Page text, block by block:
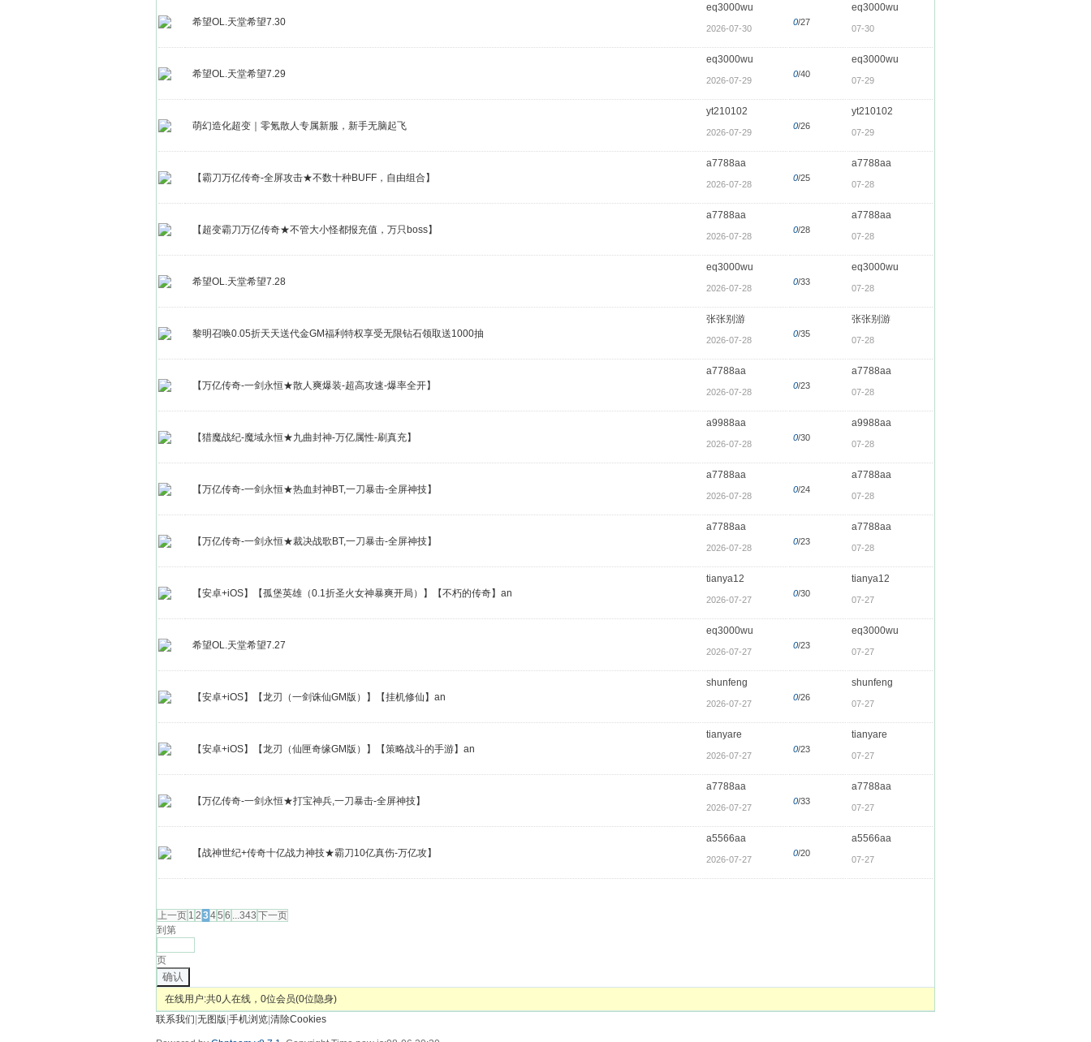
希望OL.天堂希望7.30
eq3000wu
2026-07-30
0/27
eq3000wu
07-30
希望OL.天堂希望7.29
eq3000wu
2026-07-29
0/40
eq3000wu
07-29
萌幻造化超变｜零氪散人专属新服，新手无脑起飞
yt210102
2026-07-29
0/26
yt210102
07-29
【霸刀万亿传奇-全屏攻击★不数十种BUFF，自由组合】
a7788aa
2026-07-28
0/25
a7788aa
07-28
【超变霸刀万亿传奇★不管大小怪都报充值，万只boss】
a7788aa
2026-07-28
0/28
a7788aa
07-28
希望OL.天堂希望7.28
eq3000wu
2026-07-28
0/33
eq3000wu
07-28
黎明召唤0.05折天天送代金GM福利特权享受无限钻石领取送1000抽
张张别游
2026-07-28
0/35
张张别游
07-28
【万亿传奇-一剑永恒★散人爽爆装-超高攻速-爆率全开】
a7788aa
2026-07-28
0/23
a7788aa
07-28
【猎魔战纪-魔域永恒★九曲封神-万亿属性-刷真充】
a9988aa
2026-07-28
0/30
a9988aa
07-28
【万亿传奇-一剑永恒★热血封神BT,一刀暴击-全屏神技】
a7788aa
2026-07-28
0/24
a7788aa
07-28
【万亿传奇-一剑永恒★裁决战歌BT,一刀暴击-全屏神技】
a7788aa
2026-07-28
0/23
a7788aa
07-28
【安卓+iOS】【孤堡英雄（0.1折圣火女神暴爽开局）】【不朽的传奇】an
tianya12
2026-07-27
0/30
tianya12
07-27
希望OL.天堂希望7.27
eq3000wu
2026-07-27
0/23
eq3000wu
07-27
【安卓+iOS】【龙刃（一剑诛仙GM版）】【挂机修仙】an
shunfeng
2026-07-27
0/26
shunfeng
07-27
【安卓+iOS】【龙刃（仙匣奇缘GM版）】【策略战斗的手游】an
tianyare
2026-07-27
0/23
tianyare
07-27
【万亿传奇-一剑永恒★打宝神兵,一刀暴击-全屏神技】
a7788aa
2026-07-27
0/33
a7788aa
07-27
【战神世纪+传奇十亿战力神技★霸刀10亿真伤-万亿攻】
a5566aa
2026-07-27
0/20
a5566aa
07-27
上一页 1 2 345 6 ...343 下一页
到第
页
确认
在线用户:共0人在线，0位会员(0位隐身)
联系我们|无图版|手机浏览|清除Cookies